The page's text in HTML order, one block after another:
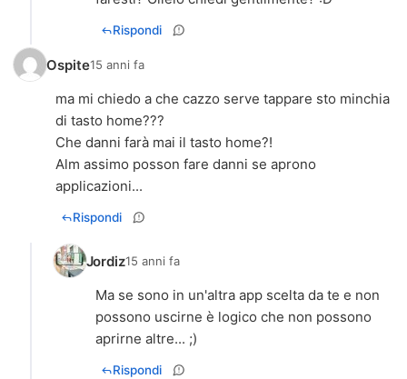
Rispondi
Ospite15 anni fa
ma mi chiedo a che cazzo serve tappare sto minchia
di tasto home???
Che danni farà mai il tasto home?!
Alm assimo posson fare danni se aprono
applicazioni...
Rispondi
Jordiz15 anni fa
Ma se sono in un'altra app scelta da te e non
possono uscirne è logico che non possono
aprirne altre... ;)
Rispondi